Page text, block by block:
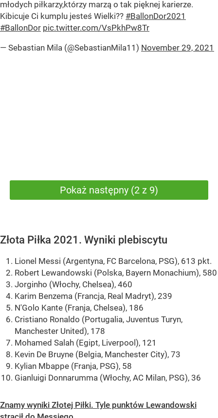
młodych piłkarzy,którzy marzą o tak pięknej karierze.
Kibicuje Ci kumplu jesteś Wielki?? #BallonDor2021
#BallonDor pic.twitter.com/VsPkhPw8Tr
— Sebastian Mila (@SebastianMila11) November 29, 2021
Pokaż następny (2 z 9)
Złota Piłka 2021. Wyniki plebiscytu
Lionel Messi (Argentyna, FC Barcelona, PSG), 613 pkt.
Robert Lewandowski (Polska, Bayern Monachium), 580
Jorginho (Włochy, Chelsea), 460
Karim Benzema (Francja, Real Madryt), 239
N'Golo Kante (Franja, Chelsea), 186
Cristiano Ronaldo (Portugalia, Juventus Turyn,
Manchester United), 178
Mohamed Salah (Egipt, Liverpool), 121
Kevin De Bruyne (Belgia, Manchester City), 73
Kylian Mbappe (Franja, PSG), 58
Gianluigi Donnarumma (Włochy, AC Milan, PSG), 36
Znamy wyniki Złotej Piłki. Tyle punktów Lewandowski